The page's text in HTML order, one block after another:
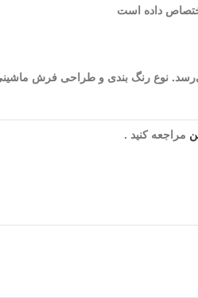
داده است
استفاده شده در طراحی و بافت این فرش به 8 (رنگ)
مراجعه کنید .